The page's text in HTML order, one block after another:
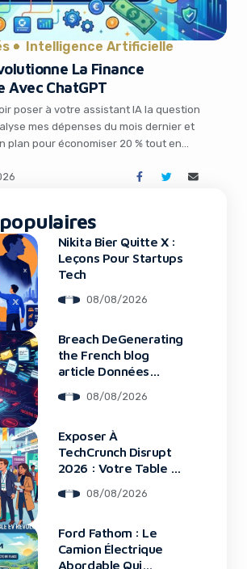
Intelligence Artificielle
La Finance
Avec ChatGPT
poser à votre assistant IA la question
mes dépenses du mois dernier et
plan pour économiser 20 % tout en
science-fiction. OpenAI vient de franchir
Nikita Bier Quitte X :
Leçons Pour Startups
Tech
08/08/2026
Breach DeGenerating
the French blog
article Données
Les Clients Touchés
08/08/2026
Exposer À
TechCrunch Disrupt
2026 : Votre Table Au
08/08/2026
Ford Fathom : Le
Camion Électrique
Abordable Qui
an ad-blocker!
I will turn off Ad-Blocker
No Thanks